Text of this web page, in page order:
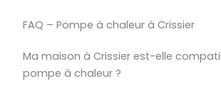
FAQ – Pompe à chaleur à Crissier
Ma maison à Crissier est-elle
pompe à chaleur ?